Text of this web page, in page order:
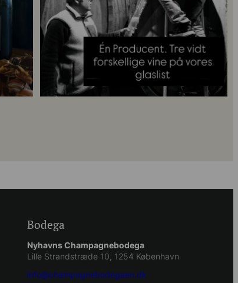
Bodega
Nyhavns Champagnebodega
Lille Strandstræde 10, 1254 København
info@champagnebodegaen.dk